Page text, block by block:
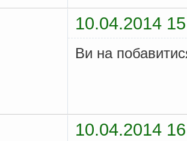
10.04.2014
Ви на
10.04.2014